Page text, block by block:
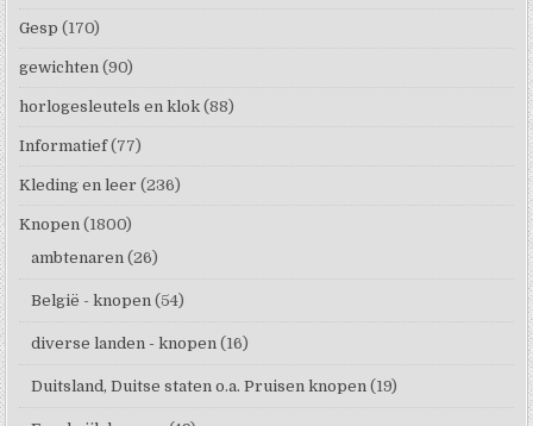
Gesp (170)
gewichten (90)
horlogesleutels en klok (88)
Informatief (77)
Kleding en leer (236)
Knopen (1800)
ambtenaren (26)
België - knopen (54)
diverse landen - knopen (16)
Duitsland, Duitse staten o.a. Pruisen knopen (19)